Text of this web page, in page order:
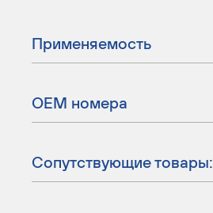
Применяемость
ОЕМ номера
Сопутствующие товары: